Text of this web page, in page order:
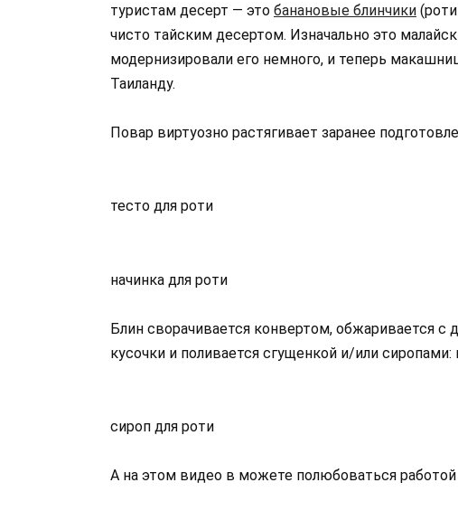
туристам десерт — это банановые блинчики
чисто тайским десертом. Изначально это
модернизировали его немного, и теперь
Таиланду.
Повар виртуозно растягивает заранее
тесто для роти
начинка для роти
Блин сворачивается конвертом, обжаривается с
кусочки и поливается сгущенкой и/или
сироп для роти
А на этом видео в можете полюбоваться работой